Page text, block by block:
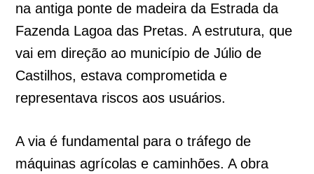
na antiga ponte de madeira da Estrada da
Fazenda Lagoa das Pretas. A estrutura, que
vai em direção ao município de Júlio de
Castilhos, estava comprometida e
representava riscos aos usuários.
A via é fundamental para o tráfego de
máquinas agrícolas e caminhões. A obra